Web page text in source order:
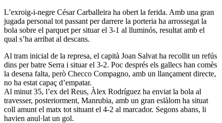
L’exroig-i-negre César Carballeira ha obert la ferida. Amb una gran
jugada personal tot passant per darrere la porteria ha arrossegat la
bola sobre el parquet per situar el 3-1 al lluminós, resultat amb el
qual s’ha arribat al descans.
Al tram inicial de la represa, el capità Joan Salvat ha recollit un refús
dins per batre Serra i situar el 3-2. Poc després els gallecs han comès
la desena falta, però Checco Compagno, amb un llançament directe,
no ha estat capaç d’empatar.
Al minut 35, l’ex del Reus, Àlex Rodríguez ha enviat la bola al
travesser, posteriorment, Manrubia, amb un gran eslàlom ha situat
coll amunt el matx tot situant el 4-2 al marcador. Segons abans, li
havien anul·lat un gol.